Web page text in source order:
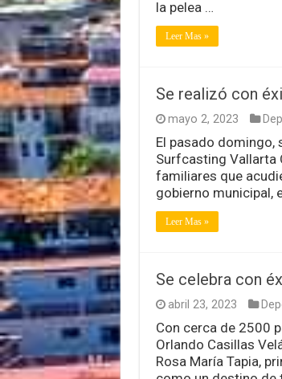
la pelea …
Leer Mas »
Se realizó con
mayo 2, 2023
El pasado domingo,
Surfcasting Vallarta
familiares que
gobierno municipal,
Leer Mas »
Se celebra con
abril 23, 2023
Con cerca de 2500
Orlando Casillas
Rosa María Tapia,